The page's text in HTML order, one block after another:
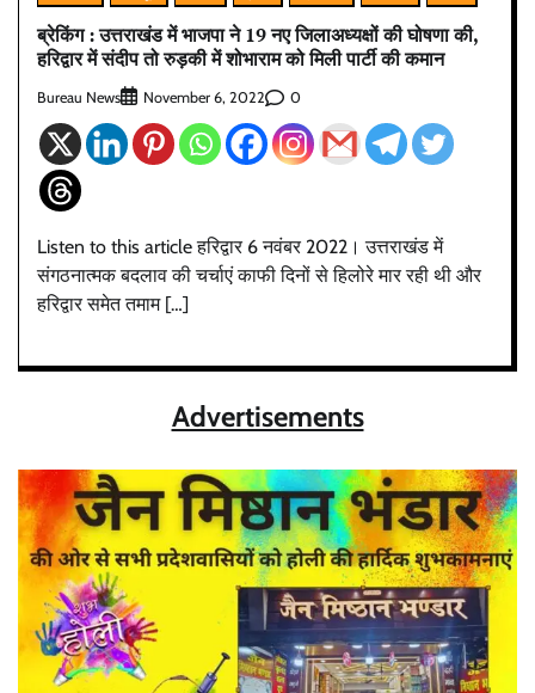
ब्रेकिंग : उत्तराखंड में भाजपा ने 19 नए जिलाअध्यक्षों की घोषणा की,
हरिद्वार में संदीप तो रुड़की में शोभाराम को मिली पार्टी की कमान
Bureau News November 6, 2022 0
Listen to this article हरिद्वार 6 नवंबर 2022। उत्तराखंड में
संगठनात्मक बदलाव की चर्चाएं काफी दिनों से हिलोरे मार रही थी और
हरिद्वार समेत तमाम […]
Advertisements